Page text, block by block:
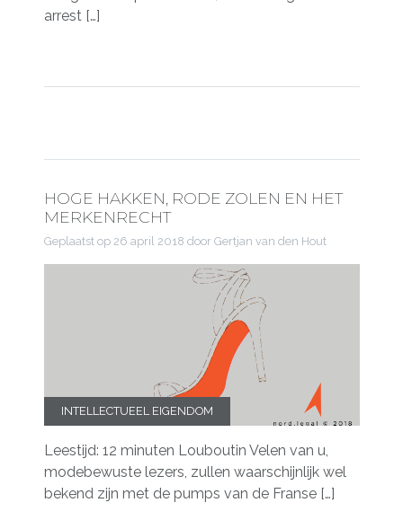
arrest […]
HOGE HAKKEN, RODE ZOLEN EN HET
MERKENRECHT
Geplaatst op 26 april 2018 door Gertjan van den Hout
INTELLECTUEEL EIGENDOM
Leestijd: 12 minuten Louboutin Velen van u,
modebewuste lezers, zullen waarschijnlijk wel
bekend zijn met de pumps van de Franse […]